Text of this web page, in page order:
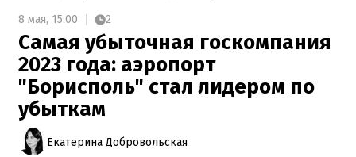
8 мая, 15:00 2
Самая убыточная госкомпания
2023 года: аэропорт
"Борисполь" стал лидером по
убыткам
Екатерина Добровольская